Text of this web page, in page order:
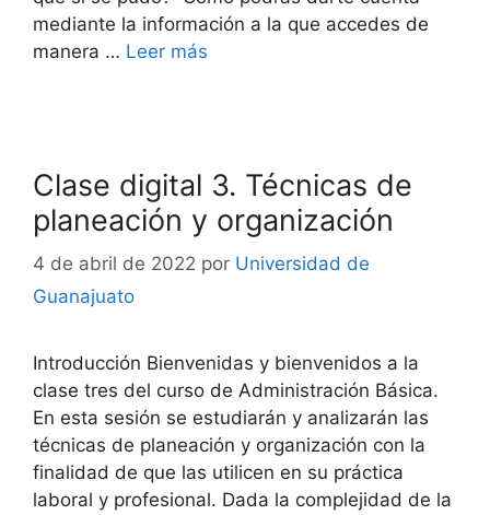
mediante la información a la que accedes de
manera … Leer más
Clase digital 3. Técnicas de
planeación y organización
4 de abril de 2022 por Universidad de
Guanajuato
Introducción Bienvenidas y bienvenidos a la
clase tres del curso de Administración Básica.
En esta sesión se estudiarán y analizarán las
técnicas de planeación y organización con la
finalidad de que las utilicen en su práctica
laboral y profesional. Dada la complejidad de la